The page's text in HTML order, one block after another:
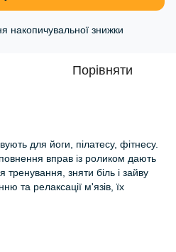
накопичувальної знижки
Порівняти
для йоги, пілатесу, фітнесу.
вправ із роликом дають
тренування, зняти біль і зайву
та релаксації м'язів, їх